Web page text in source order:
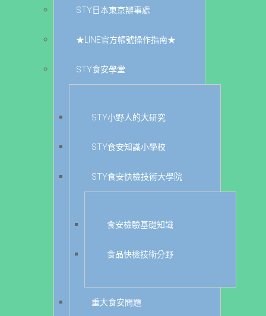
STY日本東京辦事處
★LINE官方帳號操作指南★
STY食安學堂
STY小野人的大研究
STY食安知識小學校
STY食安快檢技術大學院
食安檢驗基礎知識
食品快檢技術分野
重大食安問題